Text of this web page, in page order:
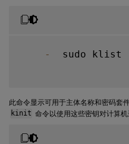
-
  sudo klist
此命令显示可用于主体名称和密码套
kinit 命令以使用这些密钥对计算机